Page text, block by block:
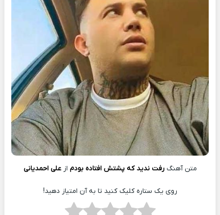
متن آهنگرفت ندید که پشتش افتاده بودم ازعلی احمدیانی
روی یک ستاره کلیک کنید تا به آن امتیاز دهید!